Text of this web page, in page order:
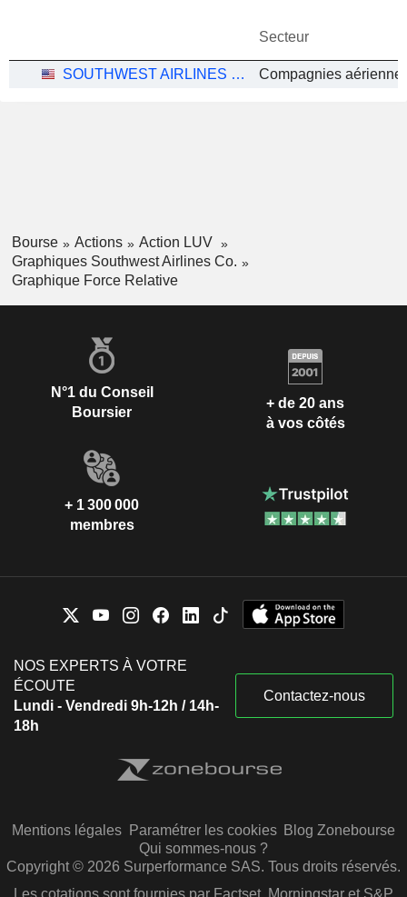
Secteur
SOUTHWEST AIRLINES CO.
Bourse Actions
Action LUV
Graphiques Southwest Airlines Co.
Graphique Force Relative
N°1 du Conseil
Boursier
+ de 20 ans
à vos côtés
+ 1 300 000
membres
NOS EXPERTS À VOTRE
ÉCOUTE
Lundi - Vendredi 9h-12h / 14h-
18h
Contactez-nous
Mentions légales Paramétrer les cookies Blog Zonebourse
Qui sommes-nous ?
Copyright © 2026 Surperformance SAS. Tous droits réservés.
Les cotations sont fournies par Factset, Morningstar et S&P